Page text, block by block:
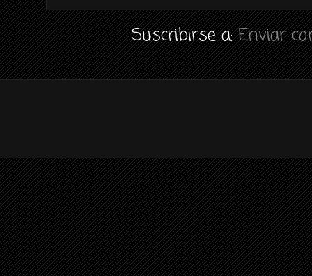
Suscribirse a:Enviar